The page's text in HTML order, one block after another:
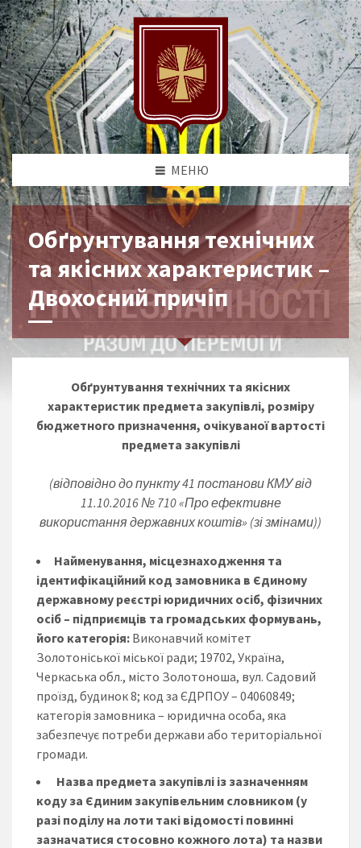
МЕНЮ
Обґрунтування технічних
та якісних характеристик –
Двохосний причіп
Обґрунтування технічних та якісних
характеристик предмета закупівлі, розміру
бюджетного призначення, очікуваної вартості
предмета закупівлі
(відповідно до пункту 41 постанови КМУ від
11.10.2016 № 710 «Про ефективне
використання державних коштів» (зі змінами))
Найменування, місцезнаходження та
ідентифікаційний код замовника в Єдиному
державному реєстрі юридичних осіб, фізичних
осіб – підприємців та громадських формувань,
його категорія: Виконавчий комітет
Золотоніської міської ради; 19702, Україна,
Черкаська обл., місто Золотоноша, вул. Садовий
проїзд, будинок 8; код за ЄДРПОУ – 04060849;
категорія замовника – юридична особа, яка
забезпечує потреби держави або територіальної
громади.
Назва предмета закупівлі із зазначенням
коду за Єдиним закупівельним словником (у
разі поділу на лоти такі відомості повинні
зазначатися стосовно кожного лота) та назви